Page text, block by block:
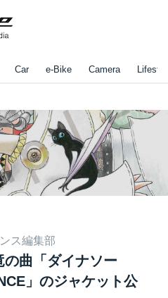
Car e-Bike Camera
ス編集部
の曲「ダイナソー
」のジャケット公